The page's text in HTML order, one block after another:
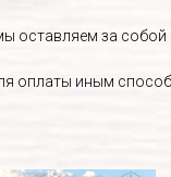
оставляем за
оплаты иным